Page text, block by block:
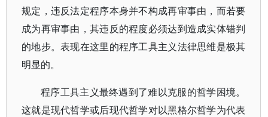
规定，违反法定程序本身并不构成再审事由，而若要
成为再审事由，其违反的程度必须达到造成实体错判
的地步。表现在这里的程序工具主义法律思维是极其
明显的。
程序工具主义最终遇到了难以克服的哲学困境。
这就是现代哲学或后现代哲学对以黑格尔哲学为代表